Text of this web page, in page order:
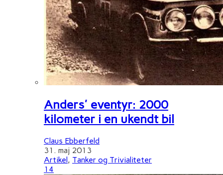
Anders' eventyr: 2000
kilometer i en ukendt bil
Claus Ebberfeld
31. maj 2013
Artikel , Tanker og Trivialiteter
14